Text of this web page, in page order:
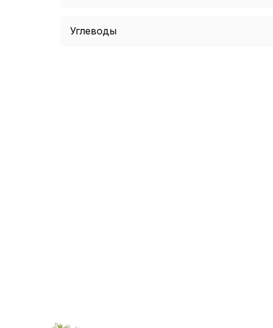
Углеводы